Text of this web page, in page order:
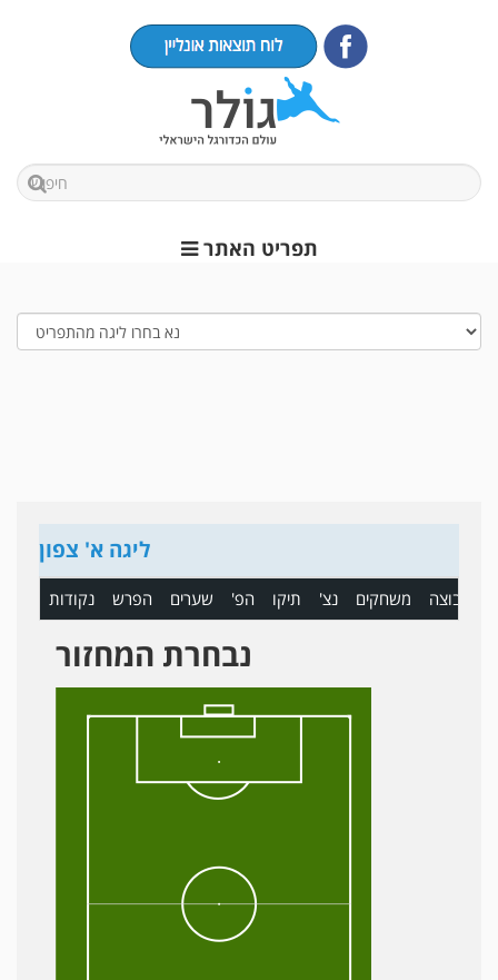
תפריט האתר
ליגה א' צפון
קבוצה משחקים נצ' תיקו הפ' שערים הפרש נקודות
נבחרת המחזור